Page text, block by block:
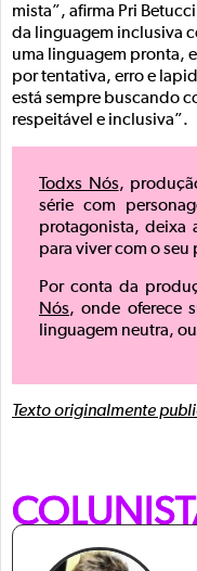
mista”, afirma Pri
da linguagem inclusiva
uma linguagem pronta,
por tentativa, erro e
está sempre buscando
respeitável e inclusiva”.
Todxs Nós,
série com
protagonista, deixa
para viver com o
Por conta da
Nós, onde oferece
linguagem neutra,
Texto originalmente